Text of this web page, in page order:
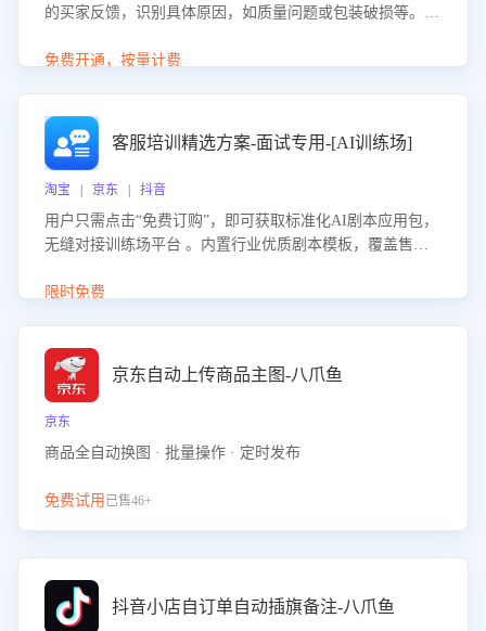
的买家反馈，识别具体原因，如质量问题或包装破损等。结
商家降低退款率，提升售后效率。
免费开通，按量计费
客服培训精选方案-面试专用-[AI训练场]
淘宝 | 京东 | 抖音
用户只需点击“免费订购”，即可获取标准化AI剧本应用包，
无缝对接训练场平台 。内置行业优质剧本模板，覆盖售前
初始化时间，助力企业快速启动智能客服训练
限时免费
京东自动上传商品主图-八爪鱼
京东
商品全自动换图 · 批量操作 · 定时发布
免费试用 已售46+
抖音小店自订单自动插旗备注-八爪鱼